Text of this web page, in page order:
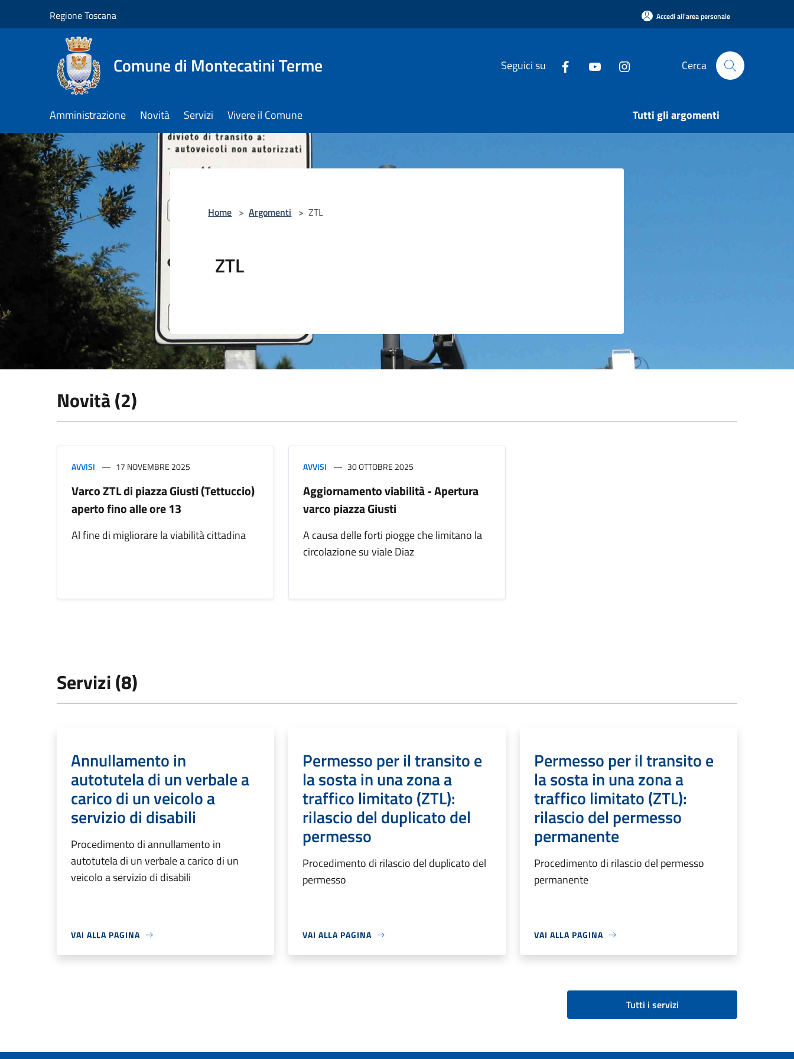
Regione Toscana Accedi all'area personale
Comune di Montecatini Terme Seguici su Cerca
Amministrazione Novità Servizi Vivere il Comune Tutti gli argomenti
Home > Argomenti > ZTL
ZTL
Novità (2)
AVVISI 17 NOVEMBRE 2025
Varco ZTL di piazza Giusti (Tettuccio)
aperto fino alle ore 13
Al fine di migliorare la viabilità cittadina
AVVISI 30 OTTOBRE 2025
Aggiornamento viabilità - Apertura
varco piazza Giusti
A causa delle forti piogge che limitano la
circolazione su viale Diaz
Servizi (8)
Annullamento in
autotutela di un verbale a
carico di un veicolo a
servizio di disabili
Procedimento di annullamento in
autotutela di un verbale a carico di un
veicolo a servizio di disabili
VAI ALLA PAGINA
Permesso per il transito e
la sosta in una zona a
traffico limitato (ZTL):
rilascio del duplicato del
permesso
Procedimento di rilascio del duplicato del
permesso
VAI ALLA PAGINA
Permesso per il transito e
la sosta in una zona a
traffico limitato (ZTL):
rilascio del permesso
permanente
Procedimento di rilascio del permesso
permanente
VAI ALLA PAGINA
Tutti i servizi